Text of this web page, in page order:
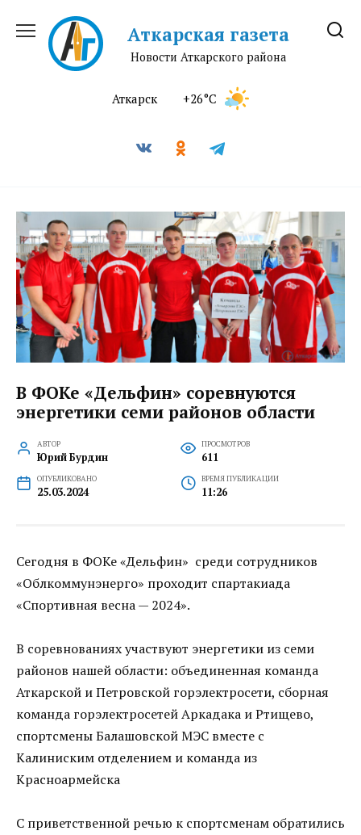
содержанию
Аткарская газета
Новости Аткарского района
Аткарск +26°C
В ФОКе «Дельфин» соревнуются
энергетики семи районов области
АВТОР
Юрий Бурдин
ПРОСМОТРОВ
611
ОПУБЛИКОВАНО
25.03.2024
ВРЕМЯ ПУБЛИКАЦИИ
11:26
Сегодня в ФОКе «Дельфин» среди сотрудников
«Облкоммунэнерго» проходит спартакиада
«Спортивная весна — 2024».
В соревнованиях участвуют энергетики из семи
районов нашей области: объединенная команда
Аткарской и Петровской горэлектросети, сборная
команда горэлектросетей Аркадака и Ртищево,
спортсмены Балашовской МЭС вместе с
Калиниским отделением и команда из
Красноармейска
С приветственной речью к спортсменам обратились